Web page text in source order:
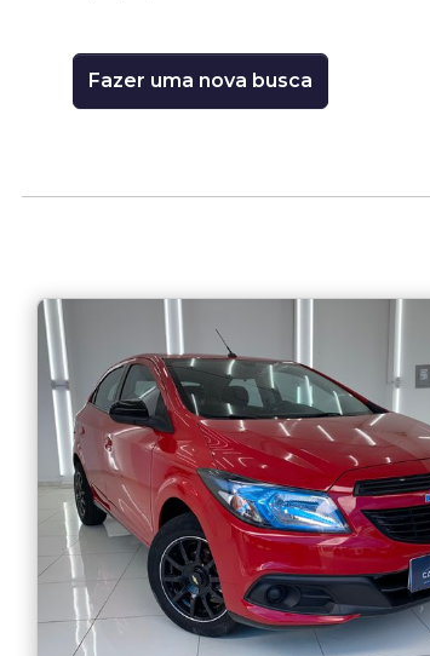
Fazer uma nova busca